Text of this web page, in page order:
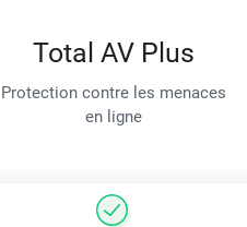
Total AV Plus
Protection contre les menaces
en ligne